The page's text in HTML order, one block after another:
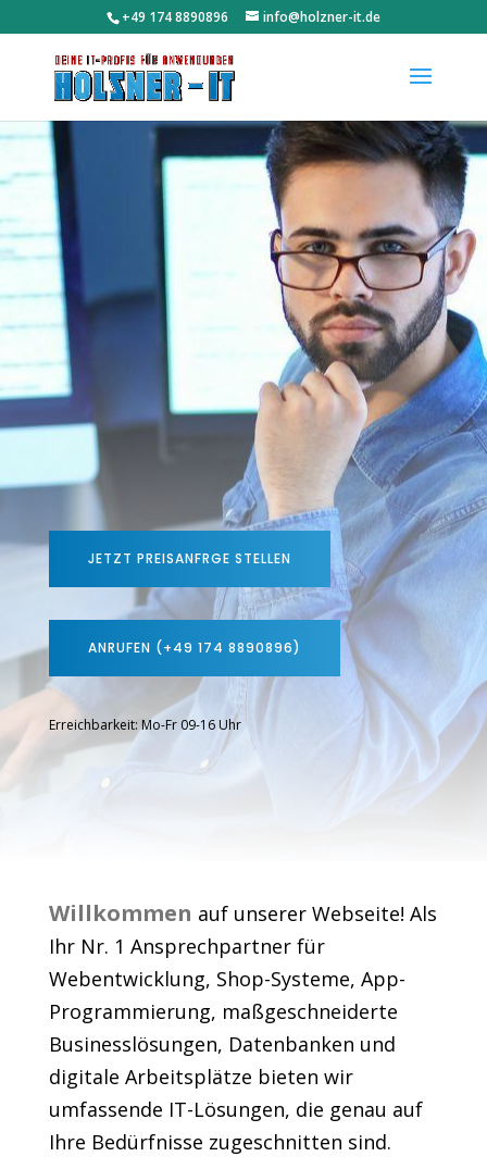
‭+49 174 8890896‬ info@holzner-it.de
JETZT PREISANFRGE STELLEN
ANRUFEN (+49 174 8890896)
Erreichbarkeit: Mo-Fr 09-16 Uhr
Willkommen auf unserer Webseite! Als
Ihr Nr. 1 Ansprechpartner für
Webentwicklung, Shop-Systeme, App-
Programmierung, maßgeschneiderte
Businesslösungen, Datenbanken und
digitale Arbeitsplätze bieten wir
umfassende IT-Lösungen, die genau auf
Ihre Bedürfnisse zugeschnitten sind.